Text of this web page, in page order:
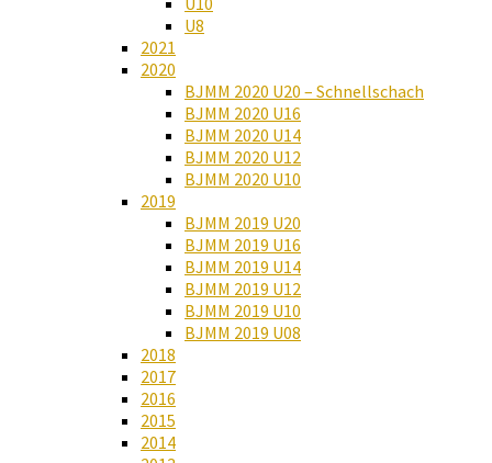
U8
2021
2020
BJMM 2020 U20 – Schnellschach
BJMM 2020 U16
BJMM 2020 U14
BJMM 2020 U12
BJMM 2020 U10
2019
BJMM 2019 U20
BJMM 2019 U16
BJMM 2019 U14
BJMM 2019 U12
BJMM 2019 U10
BJMM 2019 U08
2018
2017
2016
2015
2014